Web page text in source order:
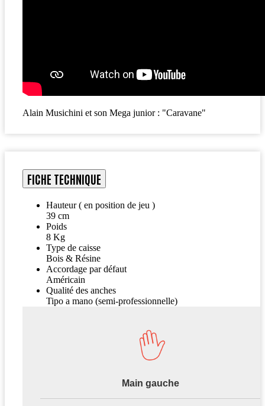
Alain Musichini et son Mega junior : "Caravane"
FICHE TECHNIQUE
Hauteur ( en position de jeu )
39 cm
Poids
8 Kg
Type de caisse
Bois & Résine
Accordage par défaut
Américain
Qualité des anches
Tipo a mano (semi-professionnelle)
Main gauche